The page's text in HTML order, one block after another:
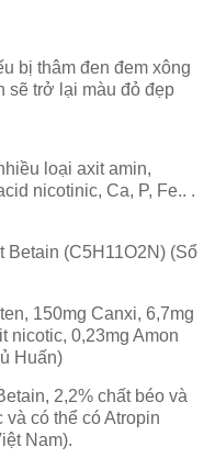
bị thâm đen đem xông
sẽ trở lại màu đỏ đẹp
loại axit amin,
nicotinic, Ca, P, Fe.. .
Betain (C5H11O2N) (Sổ
150mg Canxi, 6,7mg
nicotic, 0,23mg Amon
Huấn)
2,2% chất béo và
có thể có Atropin
Nam).